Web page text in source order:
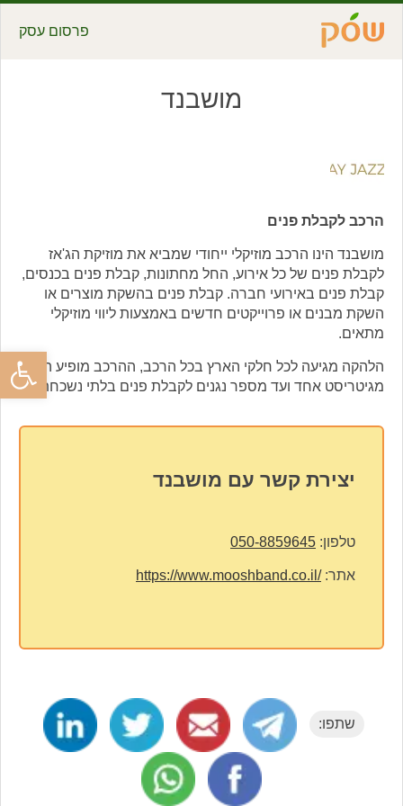
פתח
פרסום עסק
מושבנד
הרכב לקבלת פנים
מושבנד הינו הרכב מוזיקלי ייחודי שמביא את מוזיקת הג'אז
לקבלת פנים של כל אירוע, החל מחתונות, קבלת פנים בכנסים,
קבלת פנים באירועי חברה. קבלת פנים בהשקת מוצרים או
השקת מבנים או פרוייקטים חדשים באמצעות ליווי מוזיקלי
מתאים.
הלהקה מגיעה לכל חלקי הארץ בכל הרכב, ההרכב מופיע החל
מגיטריסט אחד ועד מספר נגנים לקבלת פנים בלתי נשכחת.
יצירת קשר עם מושבנד
טלפון: 050-8859645
אתר:https://www.mooshband.co.il/
שתפו: